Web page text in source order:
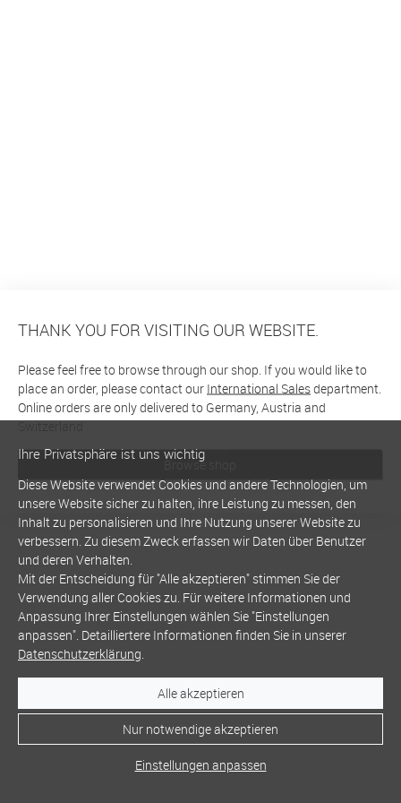
THANK YOU FOR VISITING OUR WEBSITE.
Please feel free to browse through our shop. If you would like to
place an order, please contact our International Salesdepartment.
Online orders are only delivered to Germany, Austria and
Switzerland
Browse shop
Ihre Privatsphäre ist uns wichtig
Diese Website verwendet Cookies und andere Technologien, um
unsere Website sicher zu halten, ihre Leistung zu messen, den
Inhalt zu personalisieren und Ihre Nutzung unserer Website zu
verbessern. Zu diesem Zweck erfassen wir Daten über Benutzer
und deren Verhalten.
Mit der Entscheidung für "Alle akzeptieren" stimmen Sie der
Verwendung aller Cookies zu. Für weitere Informationen und
Anpassung Ihrer Einstellungen wählen Sie "Einstellungen
anpassen". Detailliertere Informationen finden Sie in unserer
Datenschutzerklärung.
Alle akzeptieren
Nur notwendige akzeptieren
Einstellungen anpassen